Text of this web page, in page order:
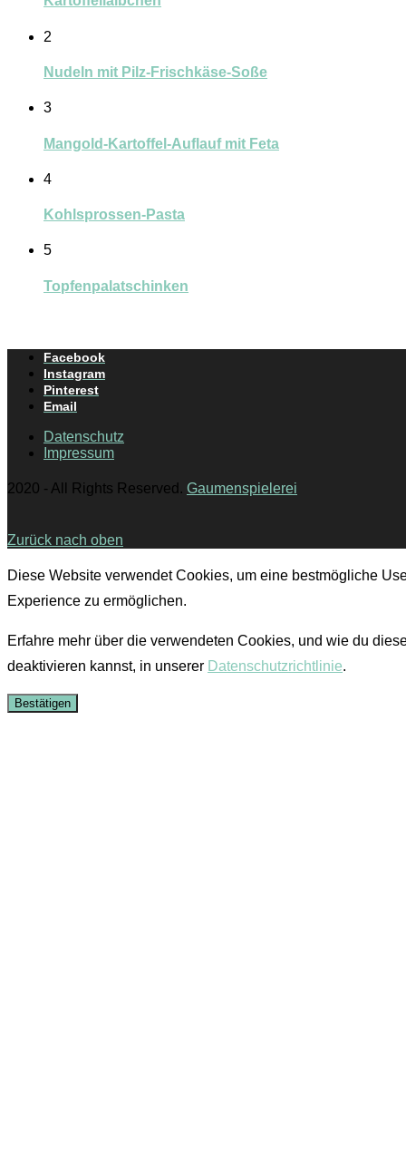
2
Nudeln mit Pilz-Frischkäse-Soße
3
Mangold-Kartoffel-Auflauf mit Feta
4
Kohlsprossen-Pasta
5
Topfenpalatschinken
Facebook
Instagram
Pinterest
Email
Datenschutz
Impressum
2020 - All Rights Reserved. Gaumenspielerei
Zurück nach oben
Diese Website verwendet Cookies, um eine bestmögliche
Experience zu ermöglichen.
Erfahre mehr über die verwendeten Cookies, und wie du
deaktivieren kannst, in unserer Datenschutzrichtlinie.
Bestätigen